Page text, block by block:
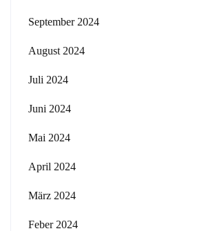
September 2024
August 2024
Juli 2024
Juni 2024
Mai 2024
April 2024
März 2024
Feber 2024